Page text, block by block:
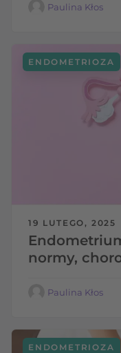
Paulina Kłos
19 LUTEGO, 2025
normy,
ENDOMETRIOZA
Paulina Kłos
ENDOMETRIOZA